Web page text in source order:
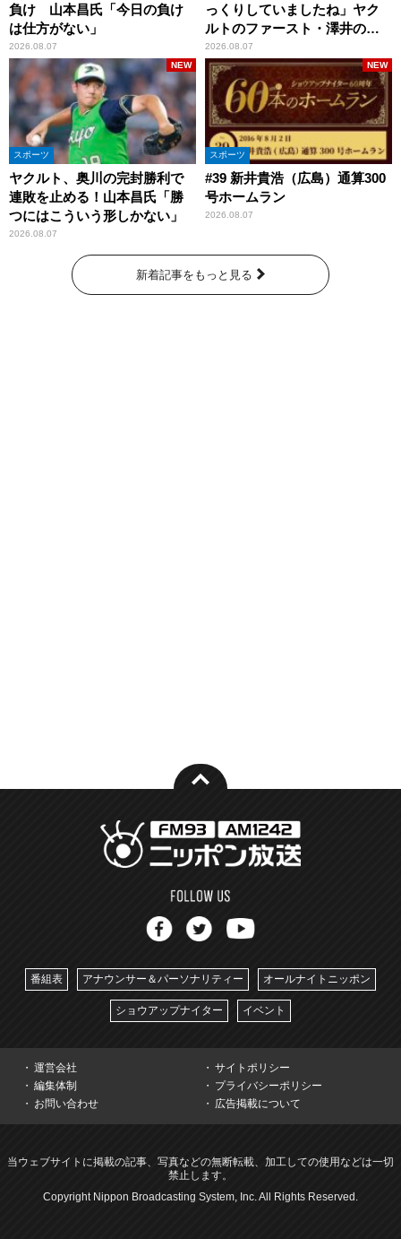
負け 山本昌氏「今日の負け
は仕方がない」
2026.08.07
っくりしていましたね」ヤク
ルトのファースト・澤井の判
断を評価
2026.08.07
スポーツ
ヤクルト、奥川の完封勝利で
連敗を止める！山本昌氏「勝
つにはこういう形しかない」
2026.08.07
NEW
スポーツ
#39 新井貴浩（広島）通算300
号ホームラン
2026.08.07
NEW
新着記事をもっと見る
番組表 アナウンサー＆パーソナリティー オールナイトニッポン
ショウアップナイター イベント
運営会社
サイトポリシー
編集体制
プライバシーポリシー
お問い合わせ
広告掲載について
当ウェブサイトに掲載の記事、写真などの無断転載、加工しての使用などは一切
禁止します。
Copyright Nippon Broadcasting System, Inc. All Rights Reserved.